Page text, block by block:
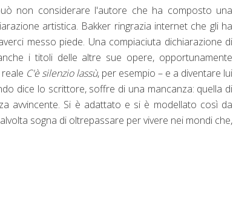
non considerare l'autore che ha composto una
artistica. Bakker ringrazia internet che gli ha
messo piede. Una compiaciuta dichiarazione di
i titoli delle altre sue opere, opportunamente
C'è silenzio lassù, per esempio – e a diventare lui
dice lo scrittore, soffre di una mancanza: quella di
avvincente. Si è adattato e si è modellato così da
sogna di oltrepassare per vivere nei mondi che,